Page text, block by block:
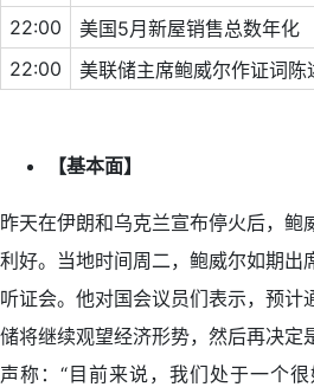
22:00
美国5月新屋销售总数年化
22:00
美联储主席鲍威尔作证词陈
【基本面】
昨天在伊朗和乌克兰宣布停火后，鲍
利好。当地时间周二，鲍威尔如期出
听证会。他对国会议员们表示，预计
储将继续观望经济形势，然后再决定
声称：“目前来说，我们处于一个